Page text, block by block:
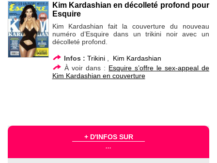
Kim Kardashian en décolleté profond pour
Esquire
Kim Kardashian fait la couverture du nouveau
numéro d’Esquire dans un trikini noir avec un
décolleté profond.
Infos : Trikini, Kim Kardashian
À voir dans : Esquire s’offre le sex-appeal de
Kim Kardashian en couverture
+ D'INFOS SUR
...